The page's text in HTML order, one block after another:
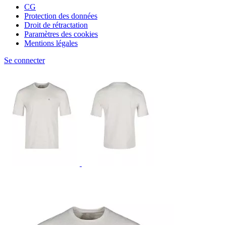
CG
Protection des données
Droit de rétractation
Paramètres des cookies
Mentions légales
Se connecter